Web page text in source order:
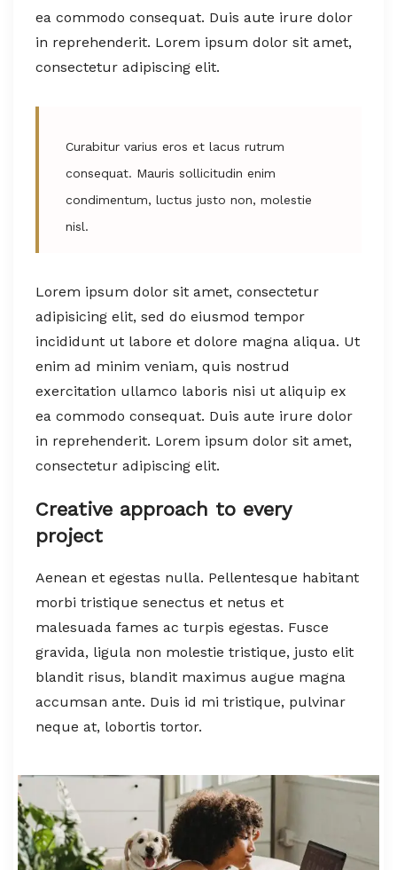
ea commodo consequat. Duis aute irure dolor
in reprehenderit. Lorem ipsum dolor sit amet,
consectetur adipiscing elit.
Curabitur varius eros et lacus rutrum
consequat. Mauris sollicitudin enim
condimentum, luctus justo non, molestie
nisl.
Lorem ipsum dolor sit amet, consectetur
adipisicing elit, sed do eiusmod tempor
incididunt ut labore et dolore magna aliqua. Ut
enim ad minim veniam, quis nostrud
exercitation ullamco laboris nisi ut aliquip ex
ea commodo consequat. Duis aute irure dolor
in reprehenderit. Lorem ipsum dolor sit amet,
consectetur adipiscing elit.
Creative approach to every
project
Aenean et egestas nulla. Pellentesque habitant
morbi tristique senectus et netus et
malesuada fames ac turpis egestas. Fusce
gravida, ligula non molestie tristique, justo elit
blandit risus, blandit maximus augue magna
accumsan ante. Duis id mi tristique, pulvinar
neque at, lobortis tortor.